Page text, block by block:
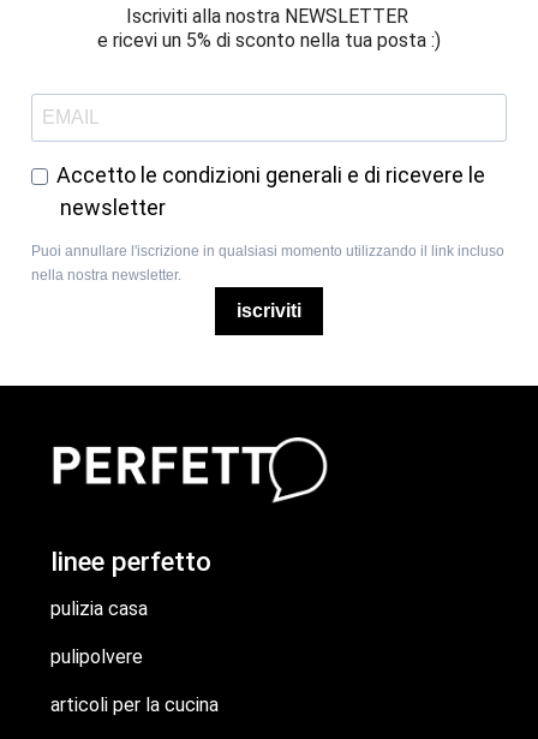
Iscriviti alla nostra NEWSLETTER
e ricevi un 5% di sconto nella tua posta :)
Accetto le condizioni generali e di ricevere le
newsletter
Puoi annullare l'iscrizione in qualsiasi momento utilizzando il link incluso
nella nostra newsletter.
iscriviti
linee perfetto
pulizia casa
pulipolvere
articoli per la cucina